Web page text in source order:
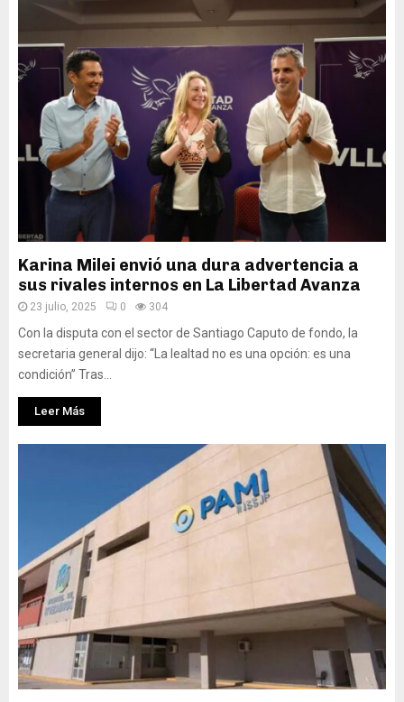
Karina Milei envió una dura advertencia a
sus rivales internos en La Libertad Avanza
23 julio, 2025 0 304
Con la disputa con el sector de Santiago Caputo de fondo, la
secretaria general dijo: “La lealtad no es una opción: es una
condición” Tras...
Leer Más